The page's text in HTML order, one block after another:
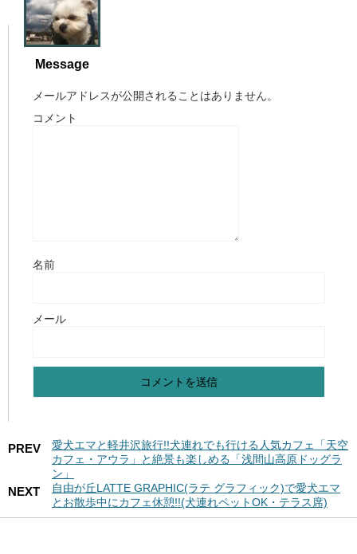
Message
メールアドレスが公開されることはありません。
コメント
名前
メール
PREV
愛犬エマと軽井沢旅行!!犬連れでも行ける人気カフェ「天空
カフェ・アウラ」と絶景も楽しめる「浅間山高原ドッグラ
ン」
NEXT
自由が丘LATTE GRAPHIC(ラテ グラフィック)で愛犬エマ
とお散歩中にカフェ休憩!!(犬連れペットOK・テラス席)